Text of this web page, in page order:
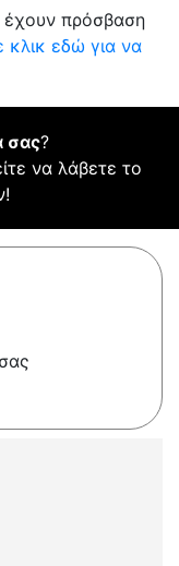
έχουν πρόσβαση
κλικ εδώ για να
σας?
να λάβετε το